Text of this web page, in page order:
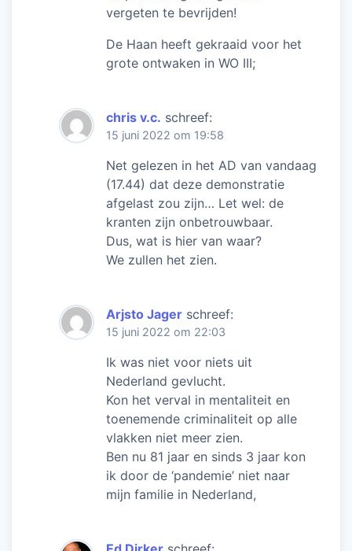
vergeten te bevrijden!
De Haan heeft gekraaid voor het
grote ontwaken in WO III;
chris v.c. schreef:
15 juni 2022 om 19:58
Net gelezen in het AD van vandaag
(17.44) dat deze demonstratie
afgelast zou zijn… Let wel: de
kranten zijn onbetrouwbaar.
Dus, wat is hier van waar?
We zullen het zien.
Arjsto Jager schreef:
15 juni 2022 om 22:03
Ik was niet voor niets uit
Nederland gevlucht.
Kon het verval in mentaliteit en
toenemende criminaliteit op alle
vlakken niet meer zien.
Ben nu 81 jaar en sinds 3 jaar kon
ik door de ‘pandemie’ niet naar
mijn familie in Nederland,